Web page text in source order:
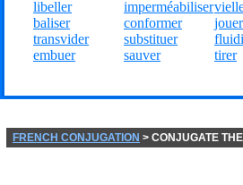
libeller
baliser
transvider
embuer
imperméabiliser
conformer
substituer
sauver
jouer
tirer
FRENCH CONJUGATION > CONJUGATE